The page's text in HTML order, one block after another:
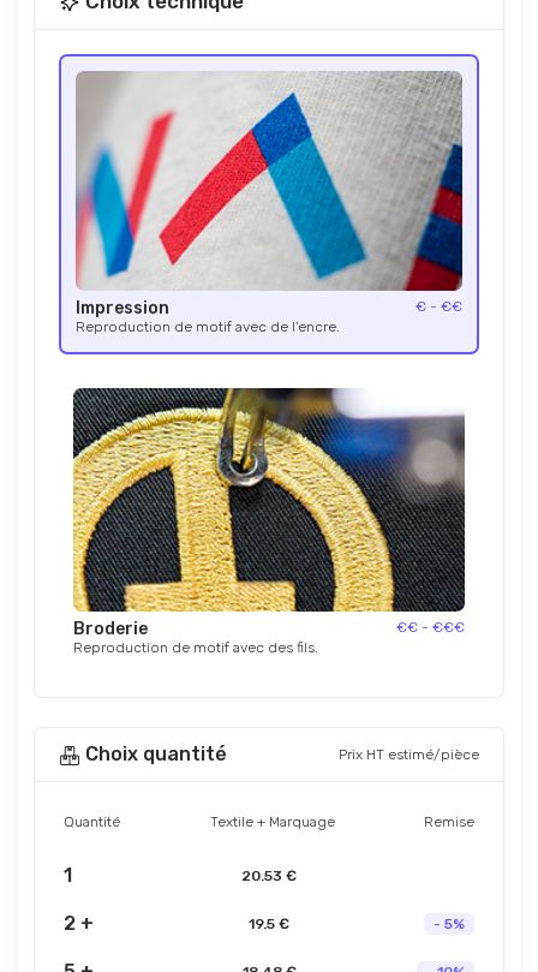
Impression
€ - €€
Reproduction de motif avec de l’encre.
Broderie
€€ - €€€
Reproduction de motif avec des fils.
Choix quantité Prix HT estimé/pièce
Quantité Textile + Marquage Remise
1 20.53 €
2 + 19.5 € - 5%